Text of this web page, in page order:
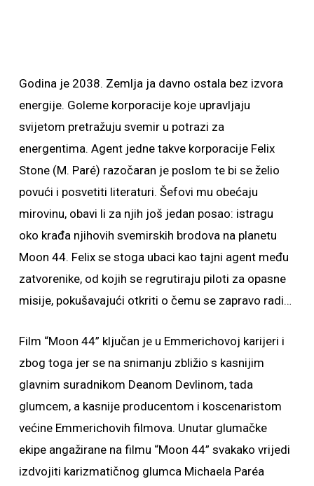
Godina je 2038. Zemlja ja davno ostala bez izvora
energije. Goleme korporacije koje upravljaju
svijetom pretražuju svemir u potrazi za
energentima. Agent jedne takve korporacije Felix
Stone (M. Paré) razočaran je poslom te bi se želio
povući i posvetiti literaturi. Šefovi mu obećaju
mirovinu, obavi li za njih još jedan posao: istragu
oko krađa njihovih svemirskih brodova na planetu
Moon 44. Felix se stoga ubaci kao tajni agent među
zatvorenike, od kojih se regrutiraju piloti za opasne
misije, pokušavajući otkriti o čemu se zapravo radi…
Film “Moon 44” ključan je u Emmerichovoj karijeri i
zbog toga jer se na snimanju zbližio s kasnijim
glavnim suradnikom Deanom Devlinom, tada
glumcem, a kasnije producentom i koscenaristom
većine Emmerichovih filmova. Unutar glumačke
ekipe angažirane na filmu “Moon 44” svakako vrijedi
izdvojiti karizmatičnog glumca Michaela Paréa